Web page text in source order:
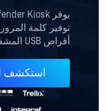
توفير كلمة
أقراص USB المشفرة.
استكشف